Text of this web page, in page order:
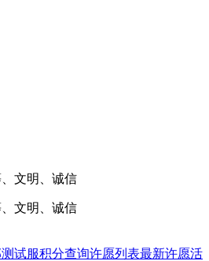
文明、诚信
文明、诚信
试服积分查询许愿列表最新许愿活